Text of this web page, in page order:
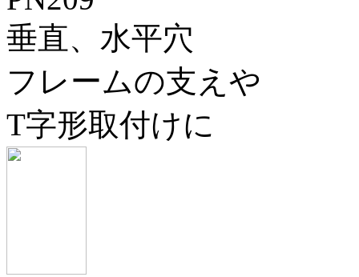
垂直、水平穴
フレームの支えや
T字形取付けに